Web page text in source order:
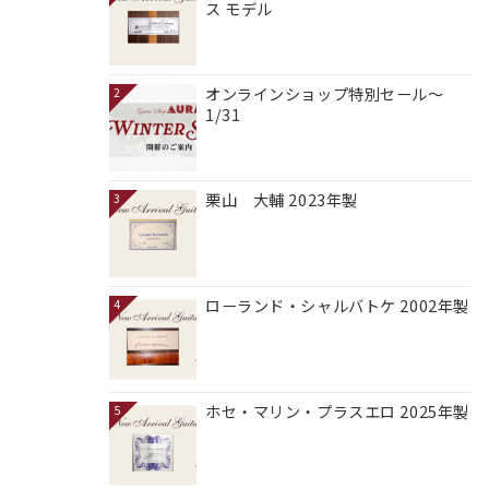
ス モデル
2
オンラインショップ特別セール～
1/31
3 栗山 大輔 2023年製
4 ローランド・シャルバトケ 2002年製
5 ホセ・マリン・プラスエロ 2025年製